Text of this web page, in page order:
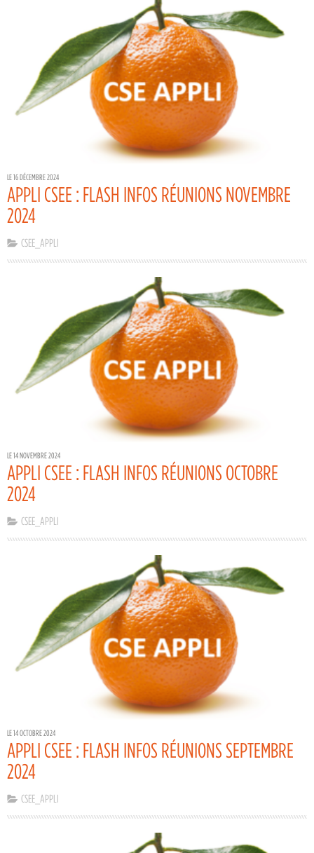
LE 16 DÉCEMBRE 2024
APPLI CSEE : FLASH INFOS RÉUNIONS NOVEMBRE
2024
CSEE_APPLI
LE 14 NOVEMBRE 2024
APPLI CSEE : FLASH INFOS RÉUNIONS OCTOBRE
2024
CSEE_APPLI
LE 14 OCTOBRE 2024
APPLI CSEE : FLASH INFOS RÉUNIONS SEPTEMBRE
2024
CSEE_APPLI